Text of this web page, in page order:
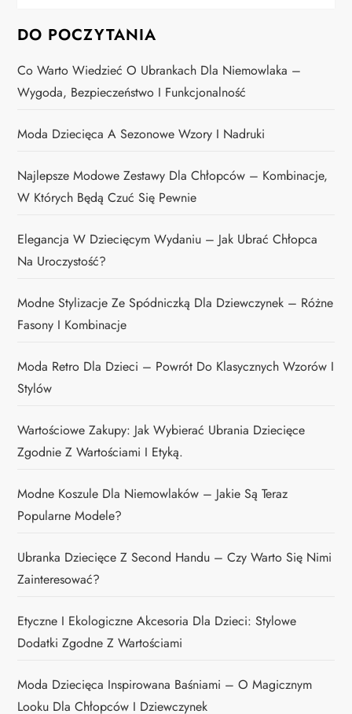
DO POCZYTANIA
Co Warto Wiedzieć O Ubrankach Dla Niemowlaka –
Wygoda, Bezpieczeństwo I Funkcjonalność
Moda Dziecięca A Sezonowe Wzory I Nadruki
Najlepsze Modowe Zestawy Dla Chłopców – Kombinacje,
W Których Będą Czuć Się Pewnie
Elegancja W Dziecięcym Wydaniu – Jak Ubrać Chłopca
Na Uroczystość?
Modne Stylizacje Ze Spódniczką Dla Dziewczynek – Różne
Fasony I Kombinacje
Moda Retro Dla Dzieci – Powrót Do Klasycznych Wzorów I
Stylów
Wartościowe Zakupy: Jak Wybierać Ubrania Dziecięce
Zgodnie Z Wartościami I Etyką.
Modne Koszule Dla Niemowlaków – Jakie Są Teraz
Popularne Modele?
Ubranka Dziecięce Z Second Handu – Czy Warto Się Nimi
Zainteresować?
Etyczne I Ekologiczne Akcesoria Dla Dzieci: Stylowe
Dodatki Zgodne Z Wartościami
Moda Dziecięca Inspirowana Baśniami – O Magicznym
Looku Dla Chłopców I Dziewczynek